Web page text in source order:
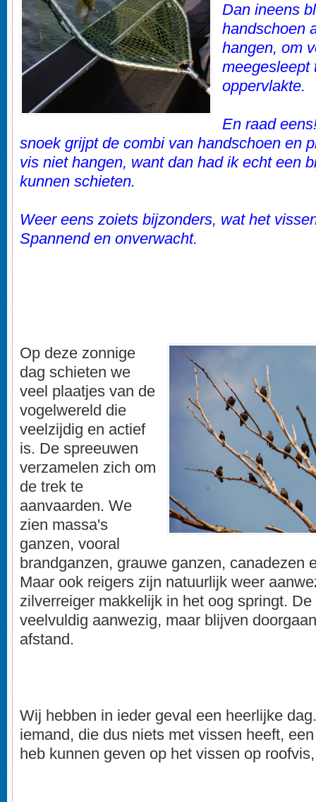
Dan ineens
handschoen
hangen, om
meegesleept
oppervlakte.
En raad
snoek grijpt de combi van handschoen en
vis niet hangen, want dan had ik echt een
kunnen schieten.
Weer eens zoiets bijzonders, wat het
Spannend en onverwacht.
Op deze zonnige
dag schieten we
veel plaatjes van de
vogelwereld die
veelzijdig en actief
is. De spreeuwen
verzamelen zich om
de trek te
aanvaarden. We
zien massa's
ganzen, vooral
brandganzen, grauwe ganzen, canadezen
Maar ook reigers zijn natuurlijk weer
zilverreiger makkelijk in het oog springt.
veelvuldig aanwezig, maar blijven
afstand.
Wij hebben in ieder geval een heerlijke
iemand, die dus niets met vissen heeft,
heb kunnen geven op het vissen op